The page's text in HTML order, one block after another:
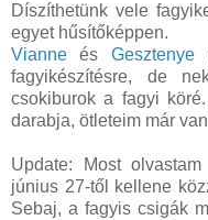
Díszíthetünk vele
egyet hűsítőképpen.
Vianne és Gesztenye
fagyikészítésre, de
csokiburok a fagyi
darabja, ötleteim már
Update: Most
június 27-től kellene
Sebaj, a fagyis csigák